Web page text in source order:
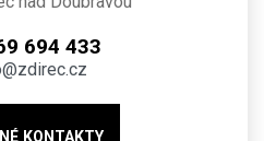
694 433
KONTAKTY